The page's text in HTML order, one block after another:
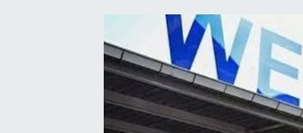
Özel Haber
Politika